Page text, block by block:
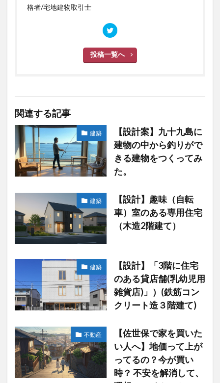
格者/宅地建物取引士
投稿一覧へ
関連する記事
建築
【設計案】九十九島に
建物の中から釣りがで
きる建物をつくってみ
た。
建築
【設計】趣味（自転
車）室のある専用住宅
（木造2階建て）
建築
【設計】「3階に住宅
のある貸店舗(乳幼児用
雑貨店)」）(鉄筋コン
クリート造３階建て)
不動産
【佐世保で家を買いた
い人へ】地価って上が
ってるの？今が買い
時？ 不安を解消して、